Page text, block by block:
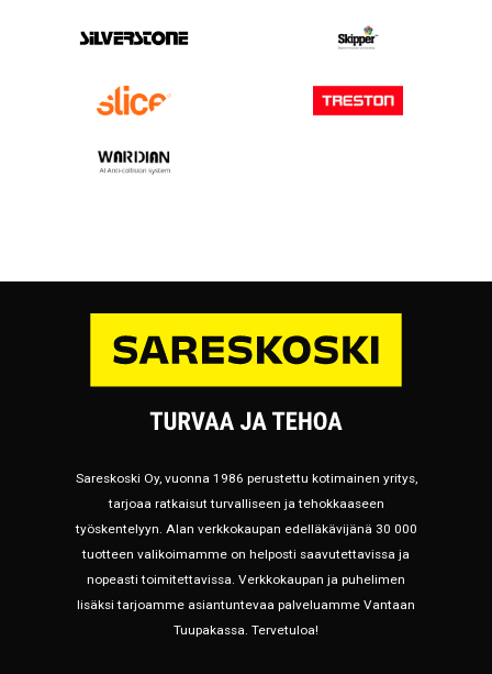
Sareskoski Oy, vuonna 1986 perustettu kotimainen yritys,
tarjoaa ratkaisut turvalliseen ja tehokkaaseen
työskentelyyn. Alan verkkokaupan edelläkävijänä 30 000
tuotteen valikoimamme on helposti saavutettavissa ja
nopeasti toimitettavissa. Verkkokaupan ja puhelimen
lisäksi tarjoamme asiantuntevaa palveluamme Vantaan
Tuupakassa. Tervetuloa!